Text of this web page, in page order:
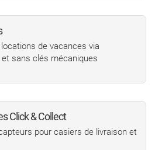
de vacances via
sans clés mécaniques
Click & Collect
pour casiers de livraison et